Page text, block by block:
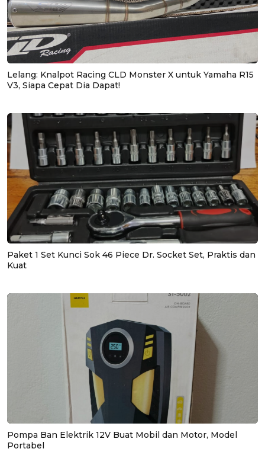
Lelang: Knalpot Racing CLD Monster X untuk Yamaha R15
V3, Siapa Cepat Dia Dapat!
Paket 1 Set Kunci Sok 46 Piece Dr. Socket Set, Praktis dan
Kuat
Pompa Ban Elektrik 12V Buat Mobil dan Motor, Model
Portabel